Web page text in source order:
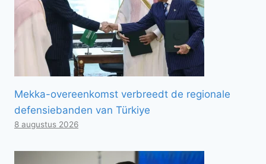
Mekka-overeenkomst verbreedt de regionale
defensiebanden van Türkiye
8 augustus 2026